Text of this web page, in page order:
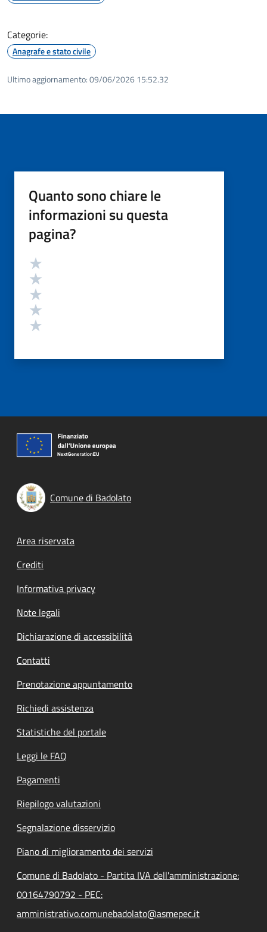
Categorie:
Anagrafe e stato civile
Ultimo aggiornamento:09/06/2026 15:52.32
Quanto sono chiare le
informazioni su questa
pagina?
Valutazione
Comune di Badolato
Footer menu
Area riservata
Crediti
Informativa privacy
Note legali
Dichiarazione di accessibilità
Contatti
Prenotazione appuntamento
Richiedi assistenza
Statistiche del portale
Leggi le FAQ
Pagamenti
Riepilogo valutazioni
Segnalazione disservizio
Piano di miglioramento dei servizi
Comune di Badolato - Partita IVA dell'amministrazione:
00164790792 - PEC:
amministrativo.comunebadolato@asmepec.it